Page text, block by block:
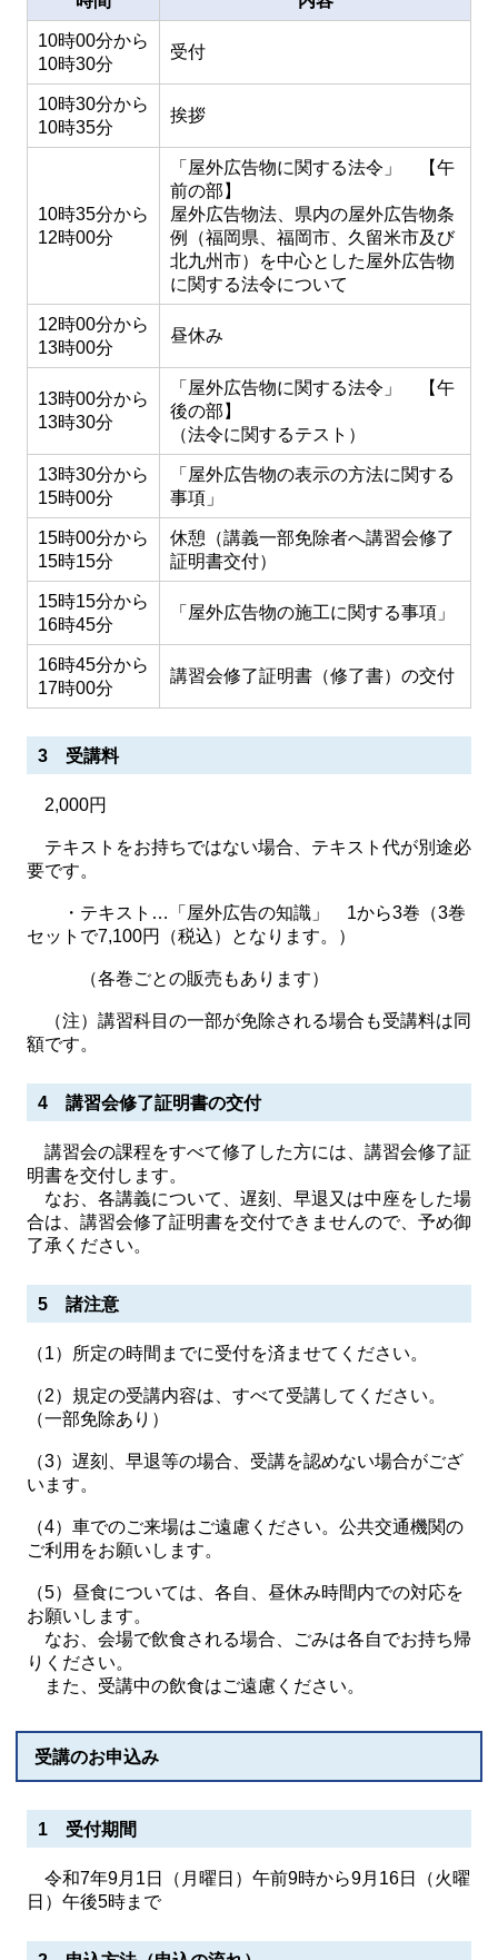
10時00分から
10時30分
受付
10時30分から
10時35分
挨拶
10時35分から
12時00分
「屋外広告物に関する法令」 【午
前の部】
屋外広告物法、県内の屋外広告物条
例（福岡県、福岡市、久留米市及び
北九州市）を中心とした屋外広告物
に関する法令について
12時00分から
13時00分
昼休み
13時00分から
13時30分
「屋外広告物に関する法令」 【午
後の部】
（法令に関するテスト）
13時30分から
15時00分
「屋外広告物の表示の方法に関する
事項」
15時00分から
15時15分
休憩（講義一部免除者へ講習会修了
証明書交付）
15時15分から
16時45分
「屋外広告物の施工に関する事項」
16時45分から
17時00分
講習会修了証明書（修了書）の交付
3 受講料
2,000円
テキストをお持ちではない場合、テキスト代が別途必
要です。
・テキスト…「屋外広告の知識」 1から3巻（3巻
セットで7,100円（税込）となります。）
（各巻ごとの販売もあります）
（注）講習科目の一部が免除される場合も受講料は同
額です。
4 講習会修了証明書の交付
講習会の課程をすべて修了した方には、講習会修了証
明書を交付します。
なお、各講義について、遅刻、早退又は中座をした場
合は、講習会修了証明書を交付できませんので、予め御
了承ください。
5 諸注意
（1）所定の時間までに受付を済ませてください。
（2）規定の受講内容は、すべて受講してください。
（一部免除あり）
（3）遅刻、早退等の場合、受講を認めない場合がござ
います。
（4）車でのご来場はご遠慮ください。公共交通機関の
ご利用をお願いします。
（5）昼食については、各自、昼休み時間内での対応を
お願いします。
なお、会場で飲食される場合、ごみは各自でお持ち帰
りください。
また、受講中の飲食はご遠慮ください。
受講のお申込み
1 受付期間
令和7年9月1日（月曜日）午前9時から9月16日（火曜
日）午後5時まで